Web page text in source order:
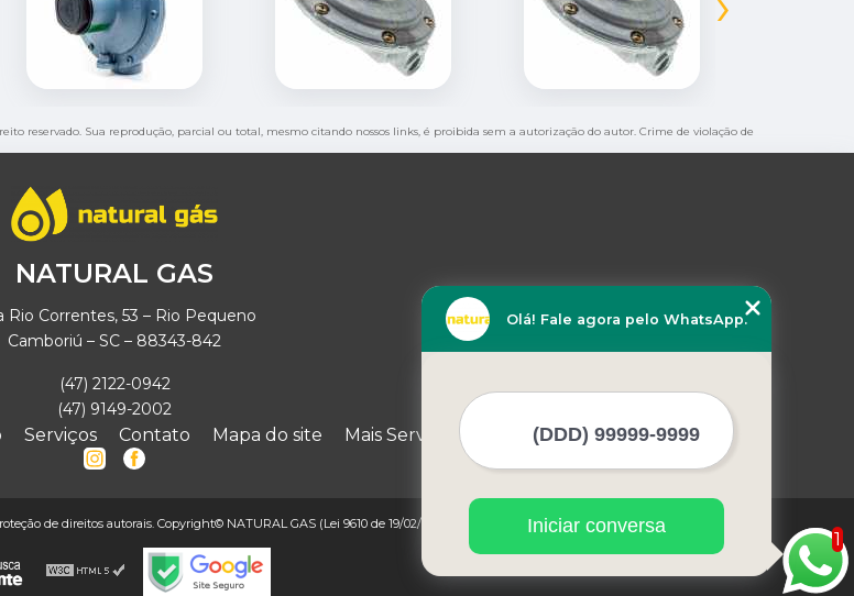
reservado. Sua reprodução, parcial ou total, mesmo citando nossos links, é proibida sem a autorização do autor. Crime de violação de
NATURAL GAS
Rio Correntes, 53 – Rio Pequeno
Camboriú – SC – 88343-842
(47) 2122-0942
(47) 9149-2002
Serviços Contato Mapa do site Mais Serviços
de direitos autorais. Copyright© NATURAL GAS (Lei 9610 de 19/02/1998)
1
Olá! Fale agora pelo WhatsApp.
Iniciar conversa